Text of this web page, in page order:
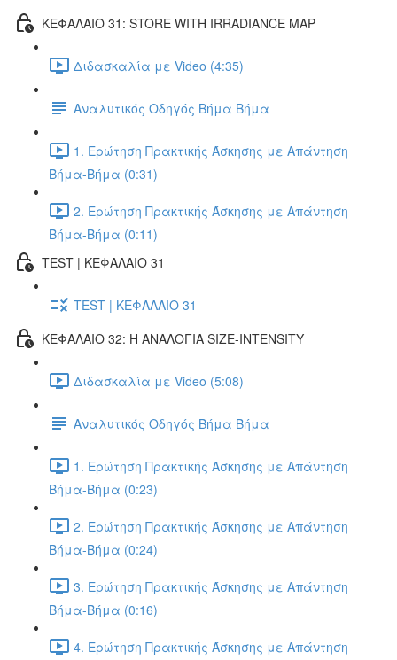
ΚΕΦΑΛΑΙΟ 31: STORE WITH IRRADIANCE MAP
Διδασκαλία με Video (4:35)
Αναλυτικός Οδηγός Βήμα Βήμα
1. Ερώτηση Πρακτικής Άσκησης με Απάντηση
Βήμα-Βήμα (0:31)
2. Ερώτηση Πρακτικής Άσκησης με Απάντηση
Βήμα-Βήμα (0:11)
TEST | ΚΕΦΑΛΑΙΟ 31
TEST | ΚΕΦΑΛΑΙΟ 31
ΚΕΦΑΛΑΙΟ 32: Η ΑΝΑΛΟΓΙΑ SIZE-INTENSITY
Διδασκαλία με Video (5:08)
Αναλυτικός Οδηγός Βήμα Βήμα
1. Ερώτηση Πρακτικής Άσκησης με Απάντηση
Βήμα-Βήμα (0:23)
2. Ερώτηση Πρακτικής Άσκησης με Απάντηση
Βήμα-Βήμα (0:24)
3. Ερώτηση Πρακτικής Άσκησης με Απάντηση
Βήμα-Βήμα (0:16)
4. Ερώτηση Πρακτικής Άσκησης με Απάντηση